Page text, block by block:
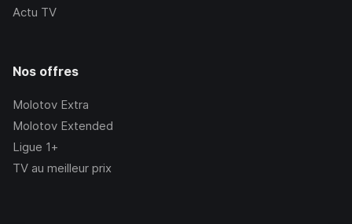
Actu TV
Nos offres
Molotov Extra
Molotov Extended
Ligue 1+
TV au meilleur prix